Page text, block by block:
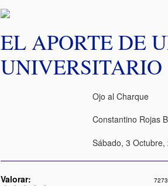
EL APORTE DE
UNIVERSITARIO
Ojo al Charque
Constantino Rojas
Sábado, 3
Valorar: